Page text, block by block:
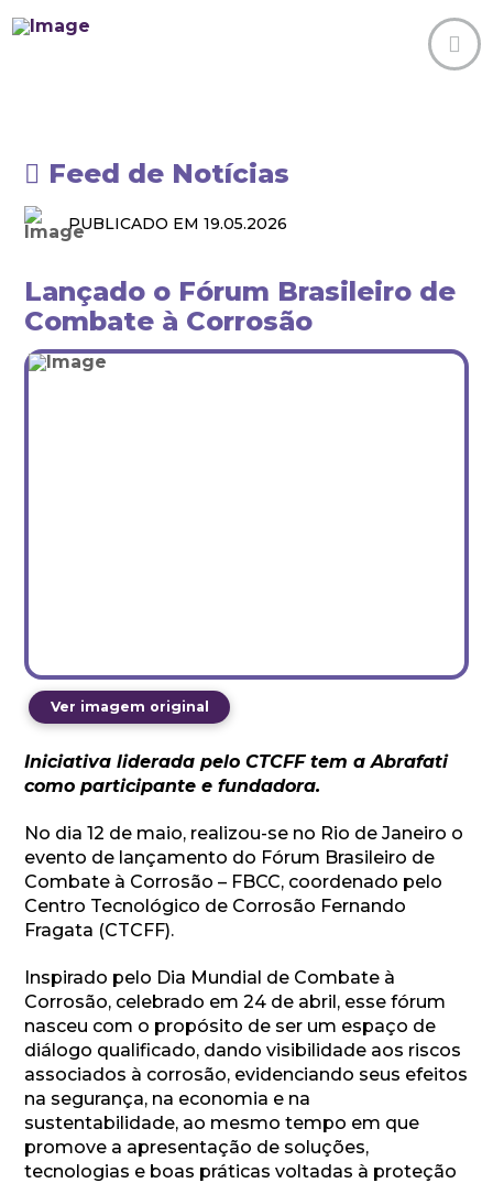
Feed de Notícias
PUBLICADO EM 19.05.2026
Lançado o Fórum Brasileiro de
Combate à Corrosão
Ver imagem original
Iniciativa liderada pelo CTCFF tem a Abrafati
como participante e fundadora.
No dia 12 de maio, realizou-se no Rio de Janeiro o
evento de lançamento do Fórum Brasileiro de
Combate à Corrosão – FBCC, coordenado pelo
Centro Tecnológico de Corrosão Fernando
Fragata (CTCFF).
Inspirado pelo Dia Mundial de Combate à
Corrosão, celebrado em 24 de abril, esse fórum
nasceu com o propósito de ser um espaço de
diálogo qualificado, dando visibilidade aos riscos
associados à corrosão, evidenciando seus efeitos
na segurança, na economia e na
sustentabilidade, ao mesmo tempo em que
promove a apresentação de soluções,
tecnologias e boas práticas voltadas à proteção